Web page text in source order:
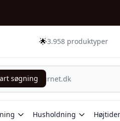
🌟3.958 produktyper
søgning
søgning
Husholdning Højtider